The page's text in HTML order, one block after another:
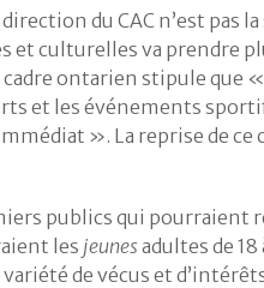
du CAC n’est pas
et culturelles va prendre
ontarien stipule que
et les événements
». La reprise de ce
publics qui pourraient
les jeunesadultes de 18
de vécus et